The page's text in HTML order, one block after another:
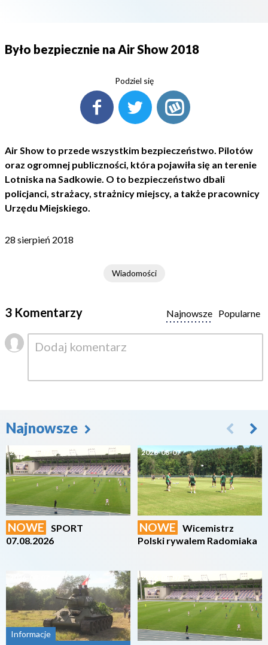
Było bezpiecznie na Air Show 2018
Podziel się
Air Show to przede wszystkim bezpieczeństwo. Pilotów
oraz ogromnej publiczności, która pojawiła się an terenie
Lotniska na Sadkowie. O to bezpieczeństwo dbali
policjanci, strażacy, strażnicy miejscy, a także pracownicy
Urzędu Miejskiego.
28 sierpień 2018
Wiadomości
3 Komentarzy Popularne
Najnowsze
Najnowsze
2026-08-07
NOWE
SPORT
07.08.2026
Informacje
2026-08-07
NOWE
Wicemistrz
Polski rywalem Radomiaka
2026-08-07